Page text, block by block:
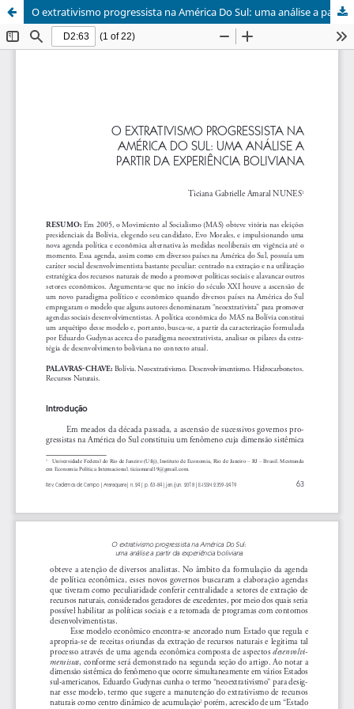
O extrativismo progressista na América Do Sul: uma análise a partir da experiência boliviana